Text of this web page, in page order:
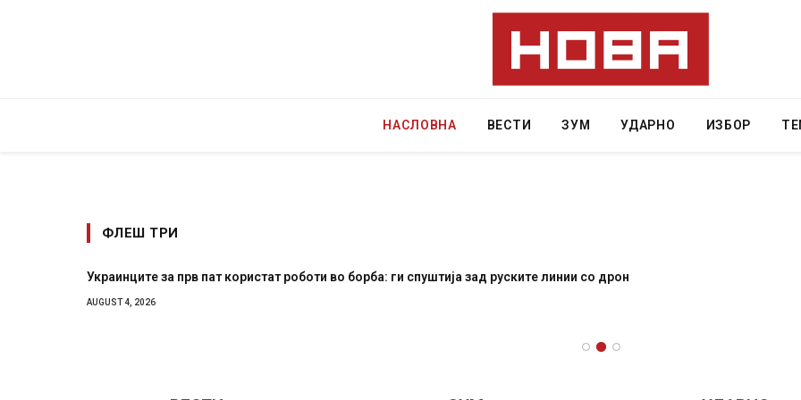
НАСЛОВНА ВЕСТИ ЗУМ УДАРНО ИЗБОР
ФЛЕШ ТРИ
Украинците за прв пат користат роботи во борба: ги спуштија зад руските линии со дрон
AUGUST 4, 2026